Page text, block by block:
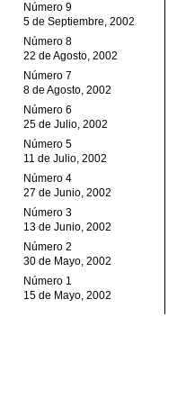
Número 9
5 de Septiembre, 2002
Número 8
22 de Agosto, 2002
Número 7
8 de Agosto, 2002
Número 6
25 de Julio, 2002
Número 5
11 de Julio, 2002
Número 4
27 de Junio, 2002
Número 3
13 de Junio, 2002
Número 2
30 de Mayo, 2002
Número 1
15 de Mayo, 2002